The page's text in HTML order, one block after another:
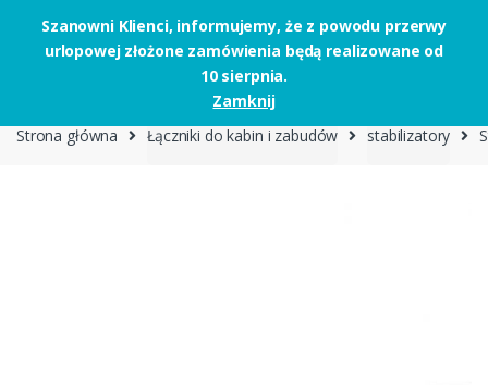
Skip to navigation
Skip to content
Strona główna Łączniki do kabin i zabudów stabilizatory
Szanowni Klienci, informujemy, że z powodu przerwy
urlopowej złożone zamówienia będą realizowane od
10 sierpnia.
Zamknij